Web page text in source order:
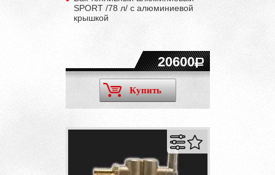
SPORT /78 л/ с алюминиевой
крышкой
20600
Купить